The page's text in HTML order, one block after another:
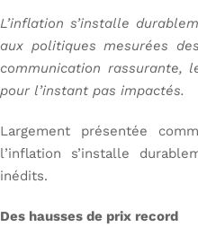
L’inflation s’installe
aux politiques mesurées
communication rassurante,
pour l’instant pas impactés.
Largement présentée
l’inflation s’installe
inédits.
Des hausses de prix record